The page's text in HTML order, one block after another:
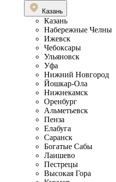
Казань
Казань
Набережные Челны
Ижевск
Чебоксары
Ульяновск
Уфа
Нижний Новгород
Йошкар-Ола
Нижнекамск
Оренбург
Альметьевск
Пенза
Елабуга
Саранск
Богатые Сабы
Лаишево
Пестрецы
Высокая Гора